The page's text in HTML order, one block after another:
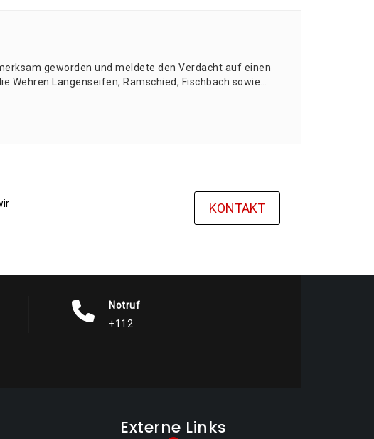
gewor­den und mel­de­te den Ver­dacht auf einen
Lan­gen­sei­fen, Ram­schied, Fisch­bach sowie…
KONTAKT
Notruf
+112
Externe Links